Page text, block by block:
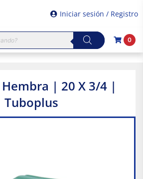
Iniciar sesión / Registro
0
| 20 X 3/4 |
Tuboplus